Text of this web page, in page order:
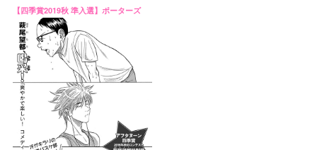
【四季賞2019秋 準入選】ポーターズ